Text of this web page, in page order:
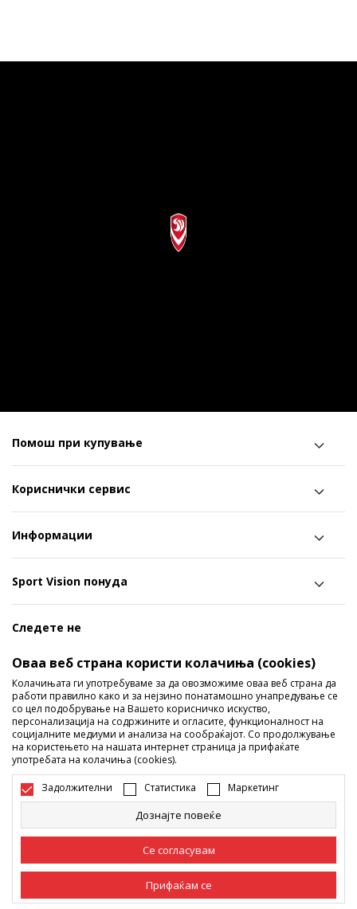
Помош при купување
Кориснички сервис
Информации
Sport Vision понуда
Следете не
Ги споделуваме нашите тајни со вас! Следете не на
социјалните мрежи и дознајте за попусти, промоции и
нови производи!
Промена
Оваа веб страна користи колачиња (cookies)
Колачињата ги употребуваме за да овозможиме оваа веб страна да
работи правилно како и за нејзино понатамошно унапредување се
со цел подобрување на Вашето корисничко искуство,
персонализација на содржините и огласите, функционалност на
социјалните медиуми и анализа на сообраќајот. Со продолжување
на користењето на нашата интернет страница ја прифаќате
употребата на колачиња (cookies).
Задолжителни Статистика Маркетинг
Дознајте повеќе
Се согласувам
Прифаќам се